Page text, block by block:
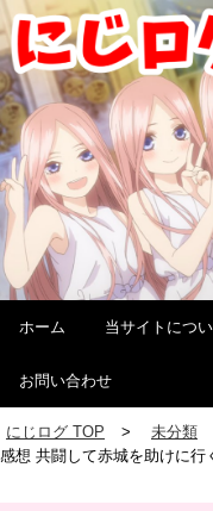
ホーム 当サイトにつ
お問い合わせ
にじログ TOP 未分類
感想 共闘して赤城を助けに行